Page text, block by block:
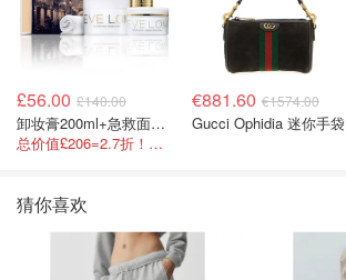
£56.00 £140.00
卸妆膏200ml+急救面膜100ml+青春面霜15ml
总价值£206=2.7折！闭眼冲这套！
€881.60 €1574.00
Gucci Ophidia 迷你手袋
猜你喜欢